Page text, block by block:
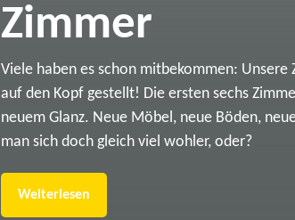
Zimmer
Viele haben es schon mitbekommen:
auf den Kopf gestellt! Die ersten sechs
neuem Glanz. Neue Möbel, neue Böden,
man sich doch gleich viel wohler, oder?
Weiterlesen